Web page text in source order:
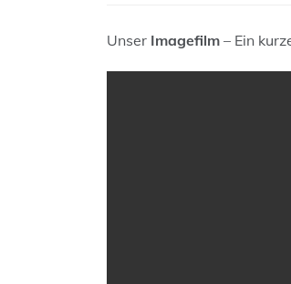
Unser Imagefilm – Ein